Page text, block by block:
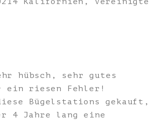
hübsch, sehr gutes
ein riesen Fehler!
Bügelstations gekauft,
4 Jahre lang eine